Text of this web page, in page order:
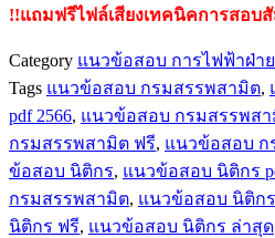
!!แถมฟรีไฟล์เสียงเทคนิคการสอบ
Category แนวข้อสอบ การไฟฟ้าฝ่า
Tags แนวข้อสอบ กรมสรรพสามิต,
pdf 2566, แนวข้อสอบ กรมสรรพสา
กรมสรรพสามิต ฟรี, แนวข้อสอบ ก
ข้อสอบ นิติกร, แนวข้อสอบ นิติกร
กรมสรรพสามิต, แนวข้อสอบ นิติก
นิติกร ฟรี, แนวข้อสอบ นิติกร ล่าสุด